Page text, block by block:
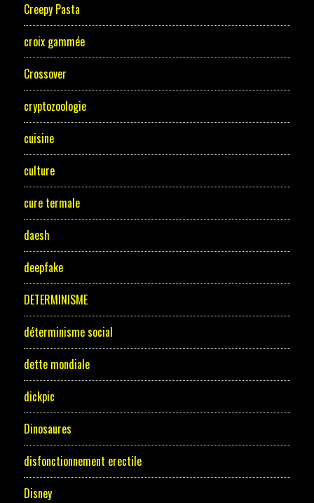
Creepy Pasta
croix gammée
Crossover
cryptozoologie
cuisine
culture
cure termale
daesh
deepfake
DETERMINISME
déterminisme social
dette mondiale
dickpic
Dinosaures
disfonctionnement erectile
Disney